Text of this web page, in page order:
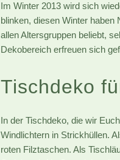
Im Winter 2013 wird sich
blinken, diesen Winter
allen Altersgruppen beliebt,
Dekobereich erfreuen sich
Tischdeko
In der Tischdeko, die wir
Windlichtern in Strickhüllen.
roten Filztaschen. Als